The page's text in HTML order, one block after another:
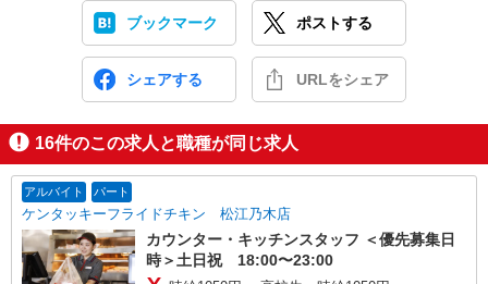
ブックマーク ポストする
シェアする URLをシェア
16件のこの求人と職種が同じ求人
アルバイト パート
ケンタッキーフライドチキン 松江乃木店
カウンター・キッチンスタッフ ＜優先募集日
時＞土日祝 18:00〜23:00